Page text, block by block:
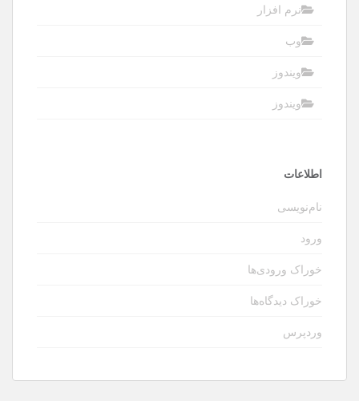
نرم افزار
وب
ویندوز
ویندوز
اطلاعات
نام‌نویسی
ورود
خوراک ورودی‌ها
خوراک دیدگاه‌ها
وردپرس